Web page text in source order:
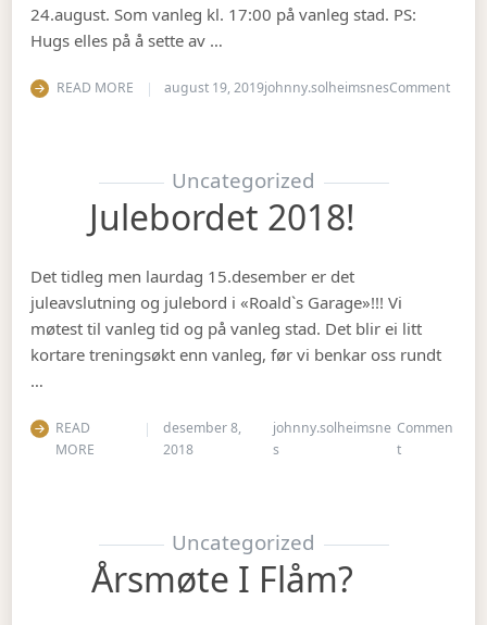
24.august. Som vanleg kl. 17:00 på vanleg stad. PS:
Hugs elles på å sette av …
READ MORE august 19, 2019johnny.solheimsnesCommenton
Uncategorized
Julebordet 2018!
Det tidleg men laurdag 15.desember er det
juleavslutning og julebord i «Roald`s Garage»!!! Vi
møtest til vanleg tid og på vanleg stad. Det blir ei litt
kortare treningsøkt enn vanleg, før vi benkar oss rundt
…
READ
MORE
desember 8,
2018
johnny.solheimsne
s
Commen
ton Julebordet
Uncategorized
Årsmøte I Flåm?